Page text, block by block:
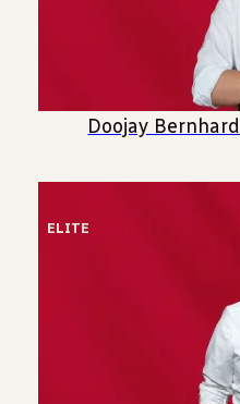
Doojay Bernhard
ELITE